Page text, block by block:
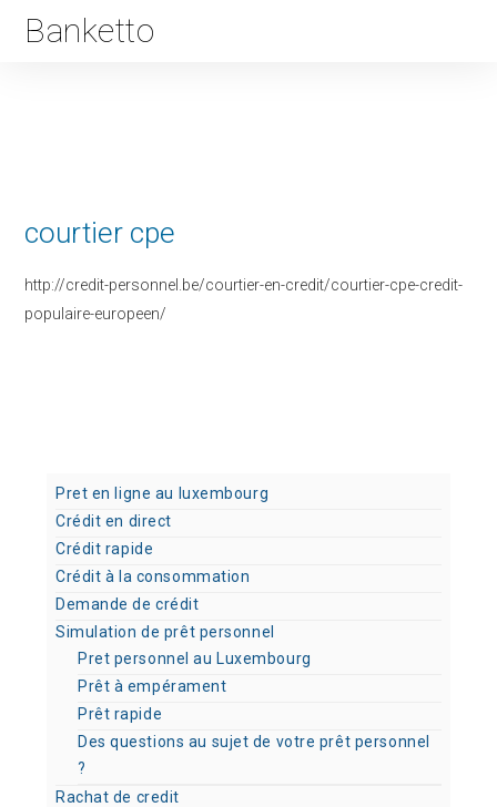
Banketto
courtier cpe
http://credit-personnel.be/courtier-en-credit/courtier-cpe-credit-
populaire-europeen/
Pret en ligne au luxembourg
Crédit en direct
Crédit rapide
Crédit à la consommation
Demande de crédit
Simulation de prêt personnel
Pret personnel au Luxembourg
Prêt à empérament
Prêt rapide
Des questions au sujet de votre prêt personnel
?
Rachat de credit